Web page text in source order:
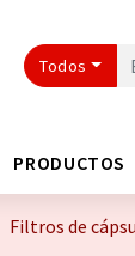
Todos
PRODUCTOS
Filtros de